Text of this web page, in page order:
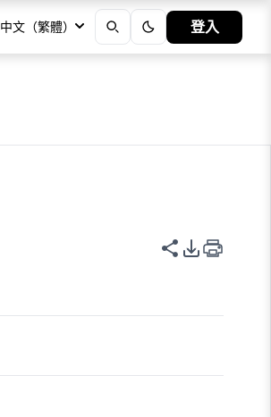
中文（繁體） 登入
共用此頁面
PDF 匯出